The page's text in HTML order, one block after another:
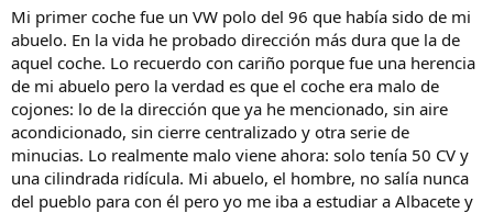
:
Mi primer coche fue un VW polo del 96 que había sido de mi
abuelo. En la vida he probado dirección más dura que la de
aquel coche. Lo recuerdo con cariño porque fue una herencia
de mi abuelo pero la verdad es que el coche era malo de
cojones: lo de la dirección que ya he mencionado, sin aire
acondicionado, sin cierre centralizado y otra serie de
minucias. Lo realmente malo viene ahora: solo tenía 50 CV y
una cilindrada ridícula. Mi abuelo, el hombre, no salía nunca
del pueblo para con él pero yo me iba a estudiar a Albacete y